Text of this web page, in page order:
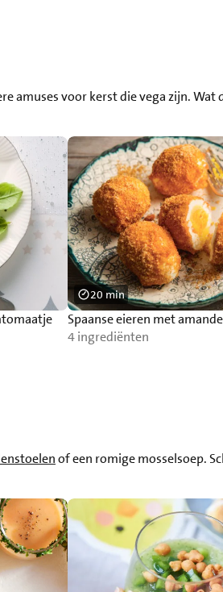
amuses voor kerst die vega zijn.
Spaanse eieren met
4 ingrediënten
20 min
of een romige mosselsoep.